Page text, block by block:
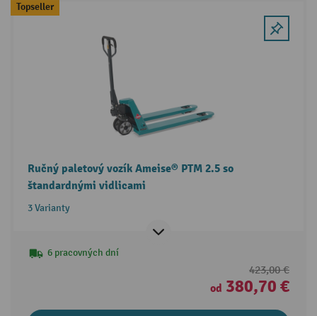
Topseller
Ručný paletový vozík Ameise® PTM 2.5 so
štandardnými vidlicami
3 Varianty
6 pracovných dní
423,00 €
od 380,70 €